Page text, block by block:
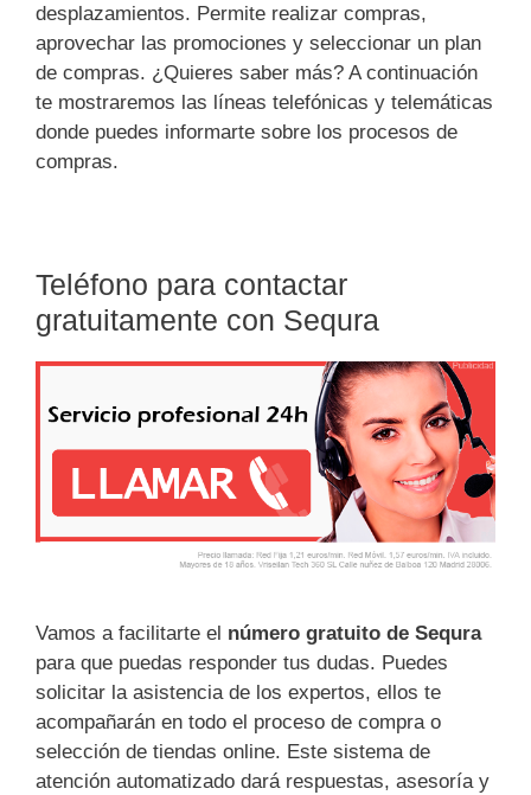
desplazamientos. Permite realizar compras,
aprovechar las promociones y seleccionar un plan
de compras. ¿Quieres saber más? A continuación
te mostraremos las líneas telefónicas y telemáticas
donde puedes informarte sobre los procesos de
compras.
Teléfono para contactar
gratuitamente con Sequra
Vamos a facilitarte el número gratuito de Sequra
para que puedas responder tus dudas. Puedes
solicitar la asistencia de los expertos, ellos te
acompañarán en todo el proceso de compra o
selección de tiendas online. Este sistema de
atención automatizado dará respuestas, asesoría y